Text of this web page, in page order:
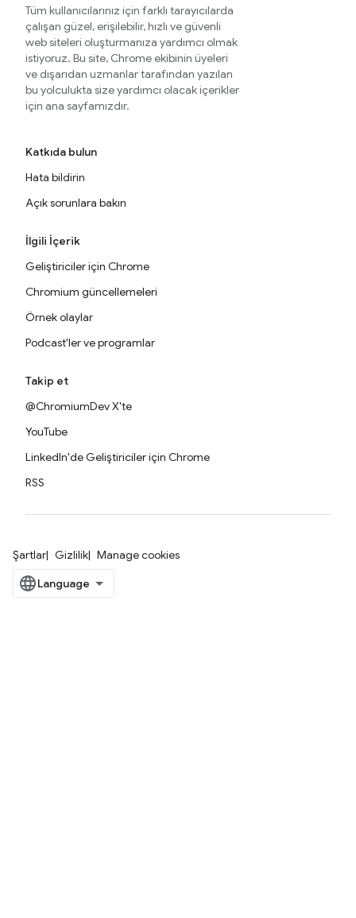
Tüm kullanıcılarınız için farklı tarayıcılarda
çalışan güzel, erişilebilir, hızlı ve güvenli
web siteleri oluşturmanıza yardımcı olmak
istiyoruz. Bu site, Chrome ekibinin üyeleri
ve dışarıdan uzmanlar tarafından yazılan
bu yolculukta size yardımcı olacak içerikler
için ana sayfamızdır.
Katkıda bulun
Hata bildirin
Açık sorunlara bakın
İlgili İçerik
Geliştiriciler için Chrome
Chromium güncellemeleri
Örnek olaylar
Podcast'ler ve programlar
Takip et
@ChromiumDev X'te
YouTube
LinkedIn'de Geliştiriciler için Chrome
RSS
Şartlar Gizlilik Manage cookies